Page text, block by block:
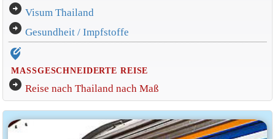
arrow_circle_right Visum Thailand
arrow_circle_right Gesundheit / Impfstoffe
edit_location_alt
MASSGESCHNEIDERTE REISE
arrow_circle_right Reise nach Thailand nach Maß